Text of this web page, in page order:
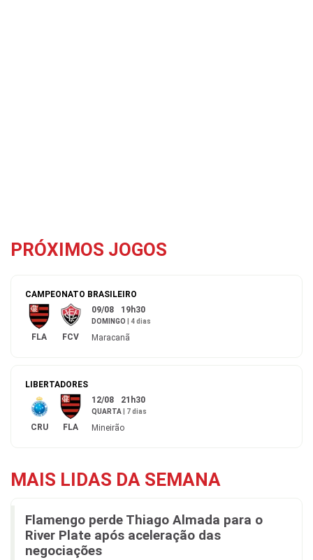
PRÓXIMOS JOGOS
CAMPEONATO BRASILEIRO
FLA FCV
09/08 19h30
DOMINGO 4 dias
Maracanã
LIBERTADORES
CRU FLA
12/08 21h30
QUARTA 7 dias
Mineirão
MAIS LIDAS DA SEMANA
Flamengo perde Thiago Almada para o
River Plate após aceleração das
negociações